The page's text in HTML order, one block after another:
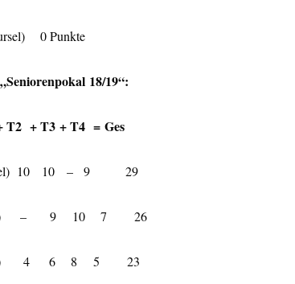
0 Punkte
18/19“:
+ T3 + T4 = Ges
10 10 – 9 29
– 9 10 7 26
Nord) 4 6 8 5 23